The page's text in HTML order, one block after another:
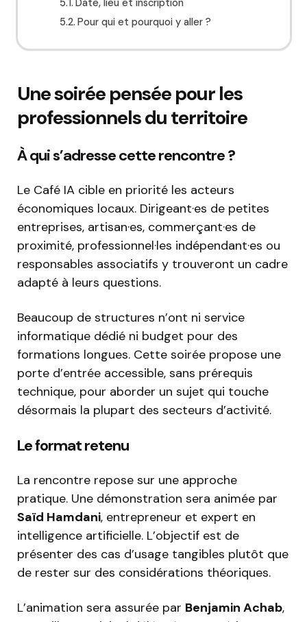
Date, lieu et inscription
Pour qui et pourquoi y aller ?
Une soirée pensée pour les
professionnels du territoire
À qui s’adresse cette rencontre ?
Le Café IA cible en priorité les acteurs
économiques locaux. Dirigeant·es de petites
entreprises, artisan·es, commerçant·es de
proximité, professionnel·les indépendant·es ou
responsables associatifs y trouveront un cadre
adapté à leurs questions.
Beaucoup de structures n’ont ni service
informatique dédié ni budget pour des
formations longues. Cette soirée propose une
porte d’entrée accessible, sans prérequis
technique, pour aborder un sujet qui touche
désormais la plupart des secteurs d’activité.
Le format retenu
La rencontre repose sur une approche
pratique. Une démonstration sera animée par
Saïd Hamdani, entrepreneur et expert en
intelligence artificielle. L’objectif est de
présenter des cas d’usage tangibles plutôt que
de rester sur des considérations théoriques.
L’animation sera assurée par Benjamin Achab,